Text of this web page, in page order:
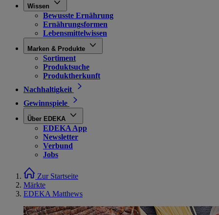
Wissen
Bewusste Ernährung
Ernährungsformen
Lebensmittelwissen
Marken & Produkte
Sortiment
Produktsuche
Produktherkunft
Nachhaltigkeit
Gewinnspiele
Über EDEKA
EDEKA App
Newsletter
Verbund
Jobs
Zur Startseite
Märkte
EDEKA Matthews